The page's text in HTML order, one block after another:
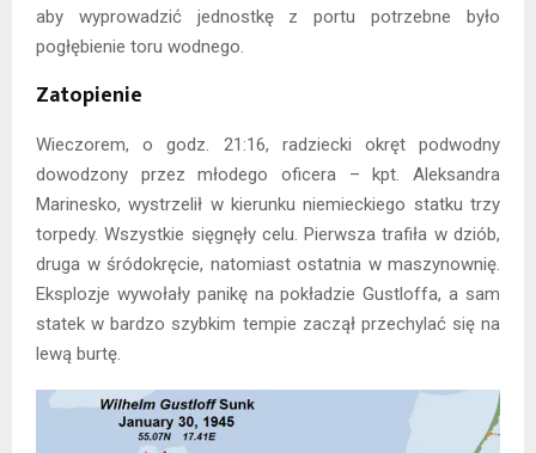
aby wyprowadzić jednostkę z portu potrzebne było
pogłębienie toru wodnego.
Zatopienie
Wieczorem, o godz. 21:16, radziecki okręt podwodny
dowodzony przez młodego oficera – kpt. Aleksandra
Marinesko, wystrzelił w kierunku niemieckiego statku trzy
torpedy. Wszystkie sięgnęły celu. Pierwsza trafiła w dziób,
druga w śródokręcie, natomiast ostatnia w maszynownię.
Eksplozje wywołały panikę na pokładzie Gustloffa, a sam
statek w bardzo szybkim tempie zaczął przechylać się na
lewą burtę.